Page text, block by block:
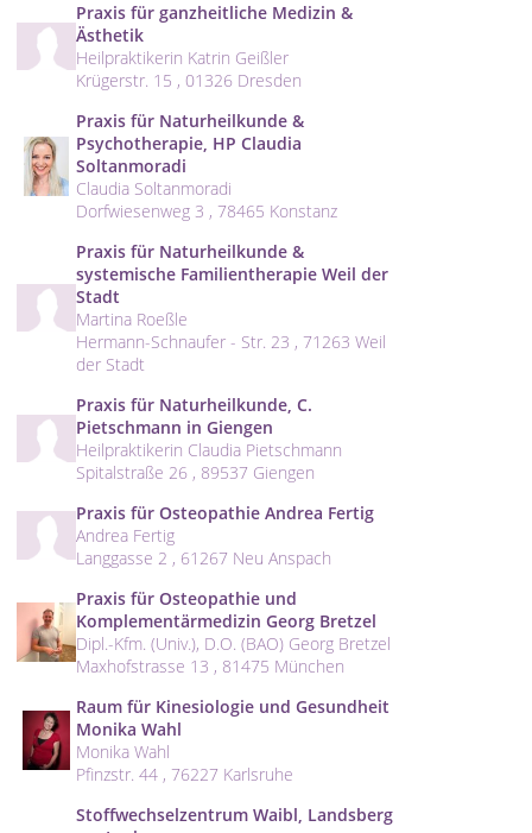
Praxis für ganzheitliche Medizin &
Ästhetik
Heilpraktikerin Katrin Geißler
Krügerstr. 15 , 01326 Dresden
Praxis für Naturheilkunde &
Psychotherapie, HP Claudia
Soltanmoradi
Claudia Soltanmoradi
Dorfwiesenweg 3 , 78465 Konstanz
Praxis für Naturheilkunde &
systemische Familientherapie Weil der
Stadt
Martina Roeßle
Hermann-Schnaufer - Str. 23 , 71263 Weil
der Stadt
Praxis für Naturheilkunde, C.
Pietschmann in Giengen
Heilpraktikerin Claudia Pietschmann
Spitalstraße 26 , 89537 Giengen
Praxis für Osteopathie Andrea Fertig
Andrea Fertig
Langgasse 2 , 61267 Neu Anspach
Praxis für Osteopathie und
Komplementärmedizin Georg Bretzel
Dipl.-Kfm. (Univ.), D.O. (BAO) Georg Bretzel
Maxhofstrasse 13 , 81475 München
Raum für Kinesiologie und Gesundheit
Monika Wahl
Monika Wahl
Pfinzstr. 44 , 76227 Karlsruhe
Stoffwechselzentrum Waibl, Landsberg